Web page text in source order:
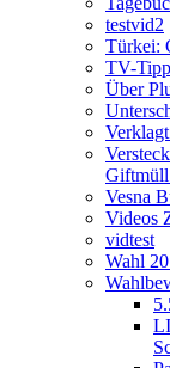
testvid2
Türkei:
TV-
Über
Vesna
Videos
vidtest
Wahl